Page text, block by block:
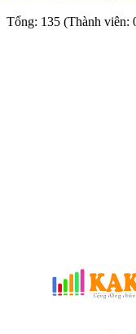
Tổng: 135 (Thành viên: